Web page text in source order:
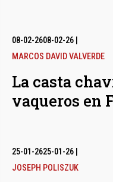
08-02-2608-02-26
MARCOS DAVID VALVERDE
La casta
vaqueros en
25-01-2625-01-26
JOSEPH POLISZUK